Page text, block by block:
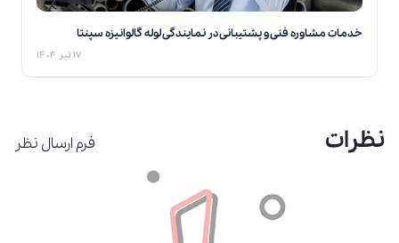
خدمات مشاوره فنی و پشتیبانی در نمایندگی‌ لوله گالوانیزه سپنتا
۱۷ تیر ۱۴۰۴
نظرات فرم ارسال نظر